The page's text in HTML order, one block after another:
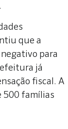
que a
para
já
fiscal. A
500 famílias